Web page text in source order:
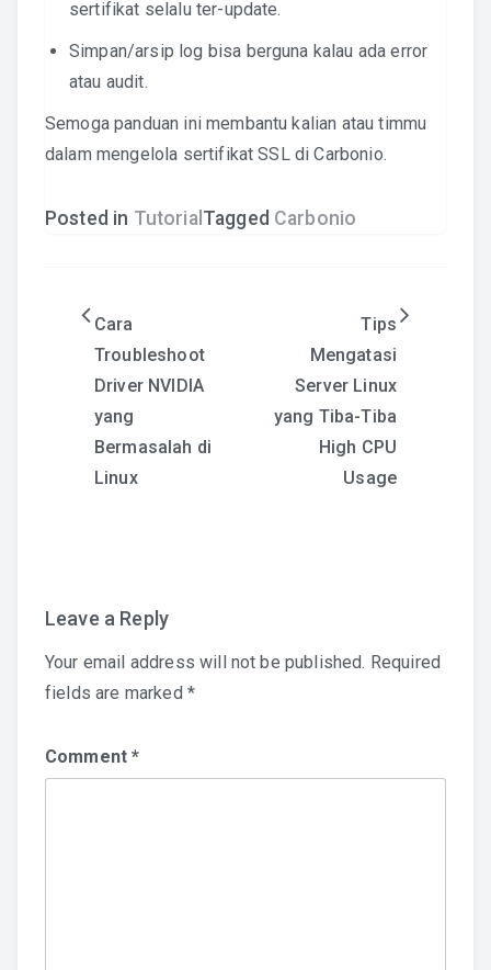
sertifikat selalu ter-update.
Simpan/arsip log bisa berguna kalau ada error
atau audit.
Semoga panduan ini membantu kalian atau timmu
dalam mengelola sertifikat SSL di Carbonio.
Posted in Tutorial Tagged Carbonio
Post
navigation
Cara
Troubleshoot
Driver NVIDIA
yang
Bermasalah di
Linux
Tips
Mengatasi
Server Linux
yang Tiba-Tiba
High CPU
Usage
Leave a Reply
Your email address will not be published. Required
fields are marked *
Comment*